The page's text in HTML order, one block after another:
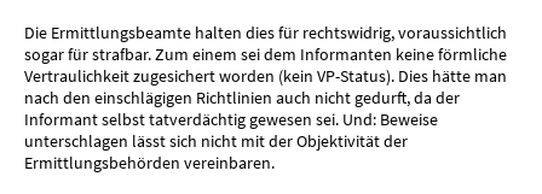
Die Ermittlungsbeamte halten dies für rechtswidrig, voraussichtlich
sogar für strafbar. Zum einem sei dem Informanten keine förmliche
Vertraulichkeit zugesichert worden (kein VP-Status). Dies hätte man
nach den einschlägigen Richtlinien auch nicht gedurft, da der
Informant selbst tatverdächtig gewesen sei. Und: Beweise
unterschlagen lässt sich nicht mit der Objektivität der
Ermittlungsbehörden vereinbaren.